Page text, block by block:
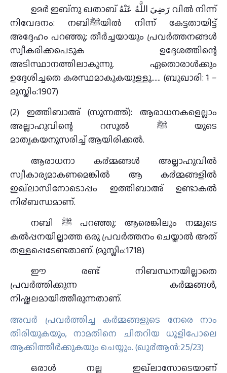
ഉമര്‍ ഇബ്നു ഖതാബ് رَضِيَ اللَّهُ عَنْهُ വിൽ നിന്ന്
നിവേദനം: നബിﷺയില്‍ നിന്ന് കേട്ടതായിട്ട്
അദ്ദേഹം പറഞ്ഞു: തീര്‍ച്ചയായും പ്രവര്‍ത്തനങ്ങള്‍
സ്വീകരിക്കപെടുക ഉദ്ദേശത്തിന്റെ
അടിസ്ഥാനത്തിലാകുന്നു. ഏതൊരാള്‍ക്കും
ഉദ്ദേശിച്ചതെ കരസ്ഥമാകുകയുള്ളൂ…… (ബുഖാരി: 1 –
മുസ്ലിം:1907)
(2) ഇത്തിബാഅ് (സുന്നത്ത്): ആരാധനകളെല്ലാം
അല്ലാഹുവിന്റെ റസൂല്‍ ﷺ യുടെ
മാതൃകയനുസരിച്ച് ആയിരിക്കൽ.
ആരാധനാ ക൪മ്മങ്ങള്‍ അല്ലാഹുവില്‍
സ്വീകാര്യമാകണമെങ്കില്‍ ആ ക൪മ്മങ്ങളില്‍
ഇഖ്ലാസിനോടൊപ്പം ഇത്തിബാഅ് ഉണ്ടാകല്‍
നി൪ബന്ധമാണ്.
നബി ﷺ പറഞ്ഞു: ആരെങ്കിലും നമ്മുടെ
കല്‍പ്പനയില്ലാത്ത ഒരു പ്രവര്‍ത്തനം ചെയ്താല്‍ അത്
തള്ളപ്പെടേണ്ടതാണ്. (മുസ്ലിം:1718)
ഈ രണ്ട് നിബന്ധനയില്ലാതെ
പ്രവർത്തിക്കുന്ന കർമ്മങ്ങൾ,
നിഷ്ഫലമായിത്തീരുന്നതാണ്.
അവര്‍ പ്രവര്‍ത്തിച്ച കര്‍മ്മങ്ങളുടെ നേരെ നാം
തിരിയുകയും, നാമതിനെ ചിതറിയ ധൂളിപോലെ
ആക്കിത്തീര്‍ക്കുകയും ചെയ്യും. (ഖു൪ആന്‍:25/23)
ഒരാൾ നല്ല ഇഖ്ലാസോടെയാണ്